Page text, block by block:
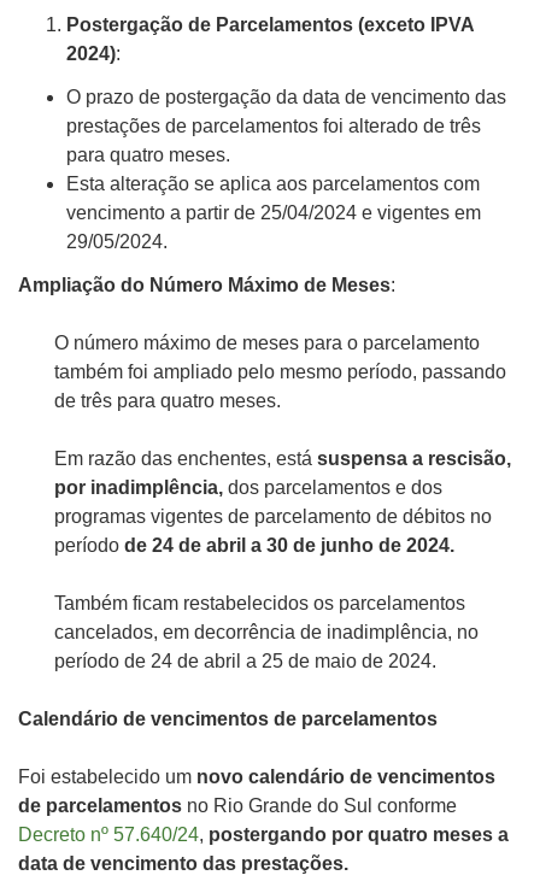
Postergação de Parcelamentos (exceto IPVA
2024):
O prazo de postergação da data de vencimento das
prestações de parcelamentos foi alterado de três
para quatro meses.
Esta alteração se aplica aos parcelamentos com
vencimento a partir de 25/04/2024 e vigentes em
29/05/2024.
Ampliação do Número Máximo de Meses:
O número máximo de meses para o parcelamento
também foi ampliado pelo mesmo período, passando
de três para quatro meses.
Em razão das enchentes, está suspensa a rescisão,
por inadimplência, dos parcelamentos e dos
programas vigentes de parcelamento de débitos no
período de 24 de abril a 30 de junho de 2024.
Também ficam restabelecidos os parcelamentos
cancelados, em decorrência de inadimplência, no
período de 24 de abril a 25 de maio de 2024.
Calendário de vencimentos de parcelamentos
Foi estabelecido um novo calendário de vencimentos
de parcelamentos no Rio Grande do Sul conforme
Decreto nº 57.640/24, postergando por quatro meses a
data de vencimento das prestações.